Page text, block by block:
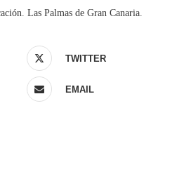
Las Palmas de Gran Canaria.
TWITTER
EMAIL